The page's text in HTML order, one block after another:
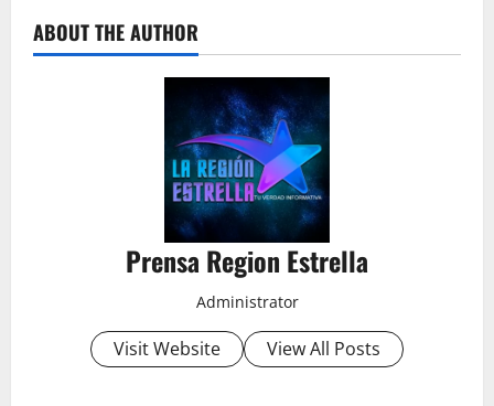
ABOUT THE AUTHOR
Prensa Region Estrella
Administrator
Visit Website View All Posts